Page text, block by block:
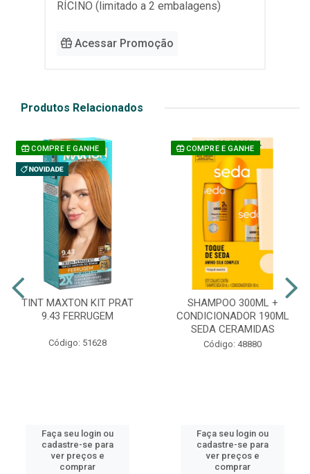
RÍCINO (limitado a 2 embalagens)
Acessar Promoção
Produtos Relacionados
COMPRE E GANHE
TINT MAXTON KIT PRAT
9.43 FERRUGEM
Código: 51628
Faça seu login ou
cadastre-se para
ver preços e
comprar
COMPRE E GANHE
SHAMPOO 300ML +
CONDICIONADOR 190ML
SEDA CERAMIDAS
Código: 48880
Faça seu login ou
cadastre-se para
ver preços e
comprar